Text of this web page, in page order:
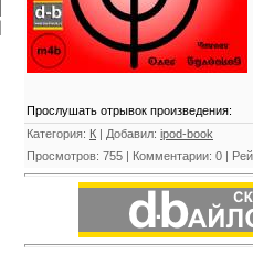
Прослушать отрывок произведения:
Категория: К | Добавил: ipod-book
Просмотров: 755 | Комментарии: 0 |